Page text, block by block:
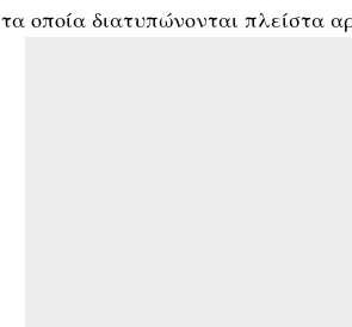
τα οποία διατυπώνονται πλείστα